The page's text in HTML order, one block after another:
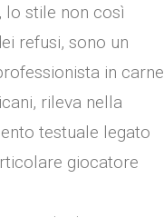
lo stile non così
refusi, sono un
in carne
rileva nella
testuale legato
giocatore